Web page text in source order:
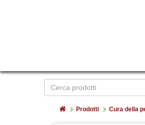
HomeProdotti Cura della